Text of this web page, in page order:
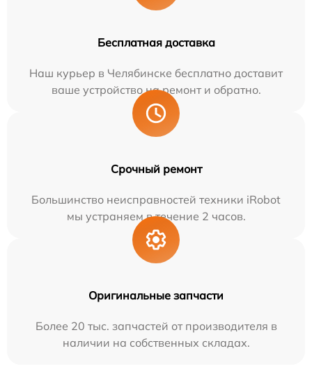
Бесплатная доставка
Наш курьер в Челябинске бесплатно доставит
ваше устройство на ремонт и обратно.
Срочный ремонт
Большинство неисправностей техники iRobot
мы устраняем в течение 2 часов.
Оригинальные запчасти
Более 20 тыс. запчастей от производителя в
наличии на собственных складах.